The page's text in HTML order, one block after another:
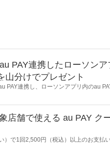
PAY連携したローソン
山分けでプレゼント
PAY連携し、ローソンアプリ内のau
店舗で使える au PAY ク
）で1回2,500円（税込）以上のお支